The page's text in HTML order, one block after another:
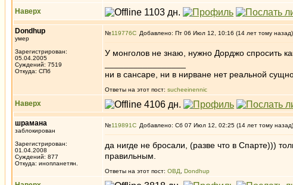
Наверх
Dondhup
умер
Зарегистрирован:
05.04.2005
Суждений: 7519
Откуда: СПб
№119776 Добавлено: Пт 06 Июл 12, 10:16 (14 лет тому назад)
У монголов не знаю, нужно Дорджо спросить
ни в сансаре, ни в нирване нет реальной
Ответы на этот пост: sucheeinennic
Наверх
шрамана
заблокирован
Зарегистрирован:
01.04.2008
Суждений: 877
Откуда: инопланетян.
№119891 Добавлено: Сб 07 Июл 12, 02:25 (14 лет тому назад)
да нигде не бросали, (разве что в Спарте)))
правильным.
Ответы на этот пост: ОВД Dondhup